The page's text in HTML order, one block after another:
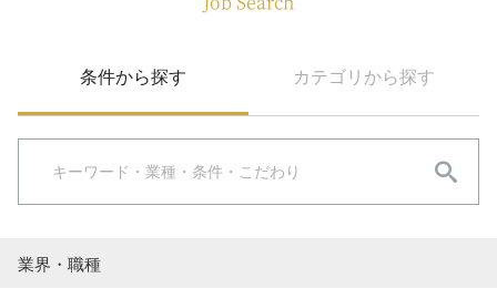
条件から探す カテゴリから探す
業界・職種